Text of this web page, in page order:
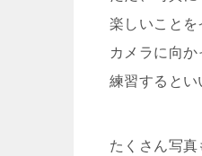
楽しいことを
カメラに向
練習するとい
たくさん写